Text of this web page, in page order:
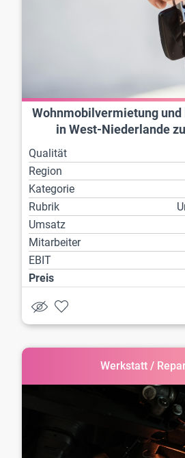
Wohnmobilvermietung und
in West-Niederlande
Qualität
Region
Kategorie
Rubrik
Umsatz
Mitarbeiter
EBIT
Preis
Werkstatt /